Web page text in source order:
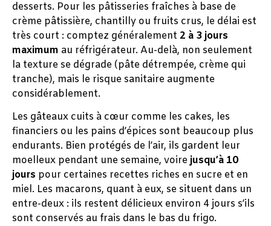
desserts. Pour les pâtisseries fraîches à base de
crème pâtissière, chantilly ou fruits crus, le délai est
très court : comptez généralement 2 à 3 jours
maximum au réfrigérateur. Au-delà, non seulement
la texture se dégrade (pâte détrempée, crème qui
tranche), mais le risque sanitaire augmente
considérablement.
Les gâteaux cuits à cœur comme les cakes, les
financiers ou les pains d’épices sont beaucoup plus
endurants. Bien protégés de l’air, ils gardent leur
moelleux pendant une semaine, voirejusqu’à 10
jours pour certaines recettes riches en sucre et en
miel. Les macarons, quant à eux, se situent dans un
entre-deux : ils restent délicieux environ 4 jours s’ils
sont conservés au frais dans le bas du frigo.